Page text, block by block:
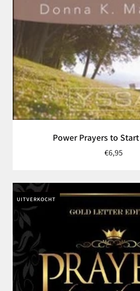
Power Prayers to
€6,95
UITVERKOCHT